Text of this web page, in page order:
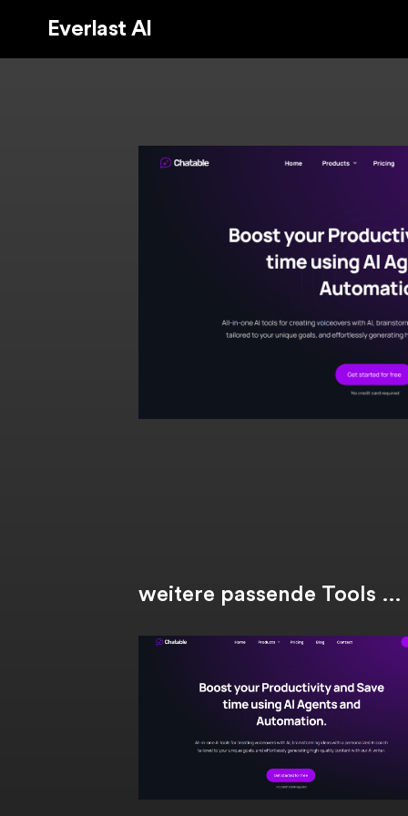
Everlast AI
weitere passende Tools …